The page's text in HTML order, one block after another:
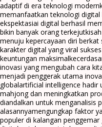
adaptif di era teknologi modern
memanfaatkan teknologi
ekspektasiai digital berhasil
bikin banyak orang terkejut
menuju kepercayaan diri
karakter digital yang viral
keuntungan maksimal
inovasi yang mengubah cara
menjadi penggerak utama
globalartificial intelligence hadir
mahjong dan meningkatkan
diandalkan untuk menganalisis
alasannyamengungkap faktor
populer di kalangan penggemar